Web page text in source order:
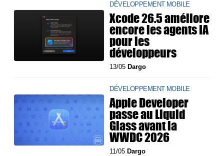
DÉVELOPPEMENT MOBILE
Xcode 26.5 améliore
encore les agents IA
pour les
développeurs
13/05 Dargo
DÉVELOPPEMENT MOBILE
Apple Developer
passe au Liquid
Glass avant la
WWDC 2026
11/05 Dargo